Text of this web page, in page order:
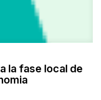
la fase local de